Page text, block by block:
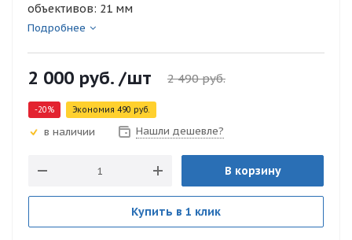
объективов: 21 мм
Подробнее
2 000 руб. /шт 2 490руб.
-20% Экономия 490 руб.
в наличии Нашли дешевле?
В корзину
Купить в 1 клик